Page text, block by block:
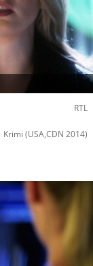
RTL
Krimi (USA,CDN 2014)